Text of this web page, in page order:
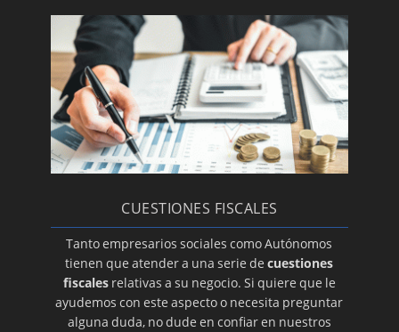
CUESTIONES FISCALES
Tanto empresarios sociales como Autónomos
tienen que atender a una serie decuestiones
fiscalesrelativas a su negocio. Si quiere que le
ayudemos con este aspecto o necesita preguntar
alguna duda, no dude en confiar en nuestros